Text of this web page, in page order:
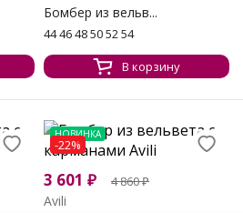
Бомбер из вельв...
44 46 48 50 52 54
В корзину
НОВИНКА
-22%
3 601 ₽ 4 860₽
Avili